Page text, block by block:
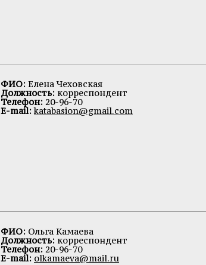
ФИО: Елена Чеховская
Должность: корреспондент
Телефон: 20-96-70
E-mail: katabasion@gmail.com
ФИО: Ольга Камаева
Должность: корреспондент
Телефон: 20-96-70
E-mail: olkamaeva@mail.ru